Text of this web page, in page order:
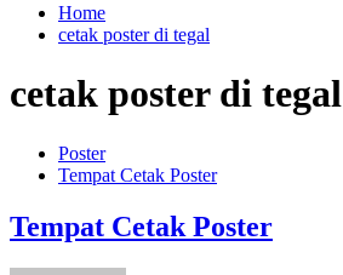
Home
cetak poster di tegal
cetak poster di tegal
Poster
Tempat Cetak Poster
Tempat Cetak Poster